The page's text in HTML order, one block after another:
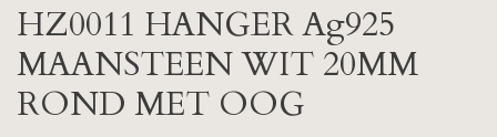
HZ0011 HANGER Ag925
MAANSTEEN WIT 20MM
ROND MET OOG